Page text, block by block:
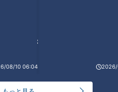
08/10 06:04 2026/